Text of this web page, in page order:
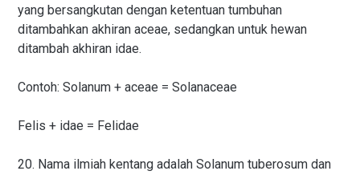
yang bersangkutan dengan ketentuan tumbuhan
ditambahkan akhiran aceae, sedangkan untuk hewan
ditambah akhiran idae.
Contoh: Solanum + aceae = Solanaceae
Felis + idae = Felidae
20. Nama ilmiah kentang adalah Solanum tuberosum dan